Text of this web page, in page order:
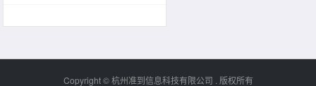
Copyright ©杭州准到信息科技有限公司 . 版权所有